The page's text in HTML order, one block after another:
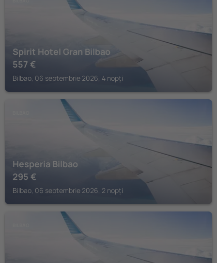
Spirit Hotel Gran Bilbao
557 €
Bilbao, 06 septembrie 2026, 4 nopți
Hesperia Bilbao
295 €
Bilbao, 06 septembrie 2026, 2 nopți